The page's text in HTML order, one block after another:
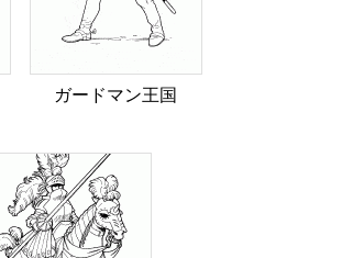
ガードマン王国